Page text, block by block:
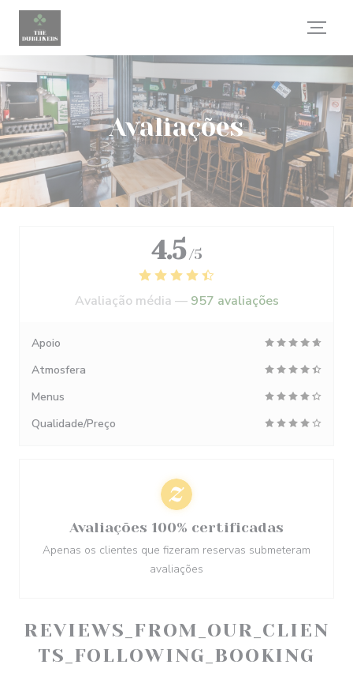
Painel de Gerenciamento de Cookies
Avaliações
REVIEWS_FROM_OUR_CLIEN
TS_FOLLOWING_BOOKING
4.5 /5
Avaliação média — 957 avaliações
Apoio
Atmosfera
Menus
Qualidade/Preço
Avaliações 100% certificadas
Apenas os clientes que fizeram reservas submeteram
avaliações